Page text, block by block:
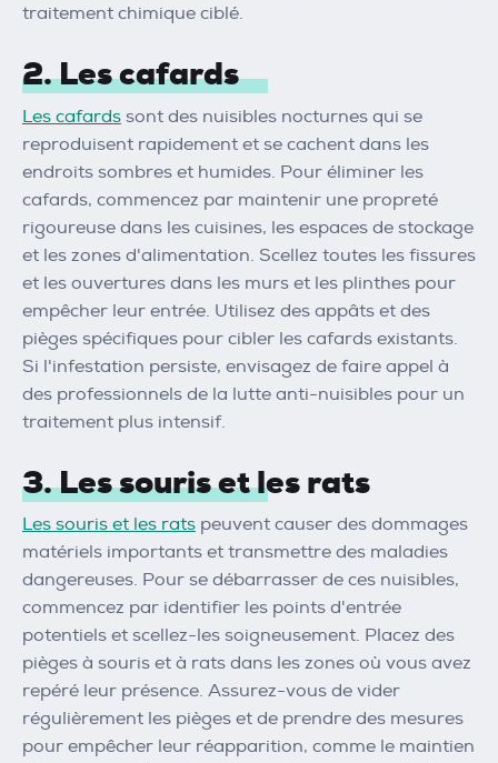
traitement chimique ciblé.
2. Les cafards
Les cafards sont des nuisibles nocturnes qui se
reproduisent rapidement et se cachent dans les
endroits sombres et humides. Pour éliminer les
cafards, commencez par maintenir une propreté
rigoureuse dans les cuisines, les espaces de stockage
et les zones d'alimentation. Scellez toutes les fissures
et les ouvertures dans les murs et les plinthes pour
empêcher leur entrée. Utilisez des appâts et des
pièges spécifiques pour cibler les cafards existants.
Si l'infestation persiste, envisagez de faire appel à
des professionnels de la lutte anti-nuisibles pour un
traitement plus intensif.
3. Les souris et les rats
Les souris et les rats peuvent causer des dommages
matériels importants et transmettre des maladies
dangereuses. Pour se débarrasser de ces nuisibles,
commencez par identifier les points d'entrée
potentiels et scellez-les soigneusement. Placez des
pièges à souris et à rats dans les zones où vous avez
repéré leur présence. Assurez-vous de vider
régulièrement les pièges et de prendre des mesures
pour empêcher leur réapparition, comme le maintien